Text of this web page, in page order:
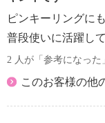
ピンキーリングに
普段使いに活躍し
2 人が「参考になった
このお客様の他